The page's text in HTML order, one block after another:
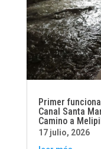
Primer
Canal Santa
Camino a
17 julio, 2026